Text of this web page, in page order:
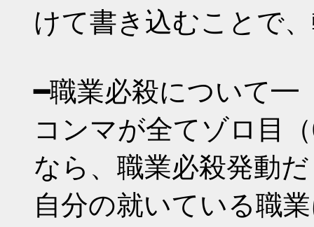
けて書き込むことで
━職業必殺について━
コンマが全てゾロ目（
なら、職業必殺発動
自分の就いている職